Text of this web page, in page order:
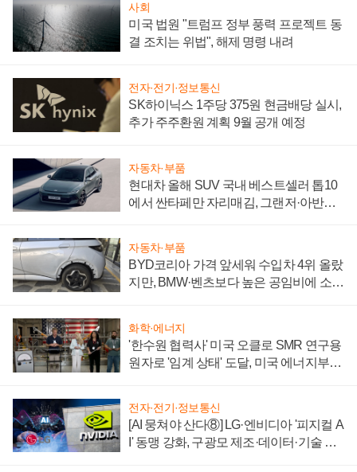
사회
미국 법원 "트럼프 정부 풍력 프로젝트 동
결 조치는 위법", 해제 명령 내려
전자·전기·정보통신
SK하이닉스 1주당 375원 현금배당 실시,
추가 주주환원 계획 9월 공개 예정
자동차·부품
현대차 올해 SUV 국내 베스트셀러 톱10
에서 싼타페만 자리매김, 그랜저·아반떼
자동차·부품
BYD코리아 가격 앞세워 수입차 4위 올랐
지만, BMW·벤츠보다 높은 공임비에 소비
화학·에너지
'한수원 협력사' 미국 오클로 SMR 연구용
원자로 '임계 상태' 도달, 미국 에너지부
전자·전기·정보통신
[AI 뭉쳐야 산다⑧] LG·엔비디아 '피지컬 A
I' 동맹 강화, 구광모 제조·데이터·기술 결